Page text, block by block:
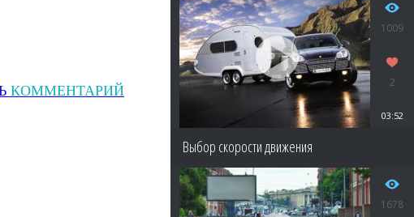
КОММЕНТАРИЙ
1009
2
03:52
Выбор скорости движения
1678